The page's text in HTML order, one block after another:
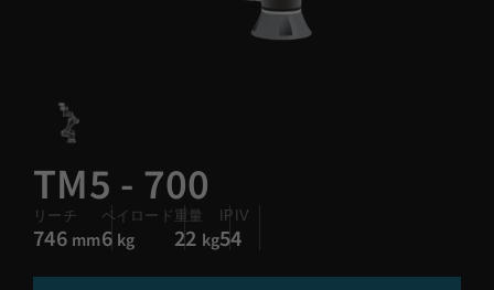
TM5 - 700
リーチ
746 mm
ペイロード
6 kg
重量
22 kg
IPIV
54